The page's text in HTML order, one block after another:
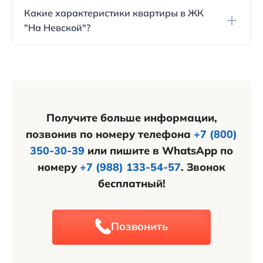
квадратный метр в строящемся жилье стоит
дороже.
расположенный рядом с Восточным рынком,
предлагает более низкие цены при сохранении
удобного доступа к городской инфраструктуре.
Какие характеристики квартиры в ЖК
"На Невской"?
Получите больше информации,
позвонив по номеру телефона +7 (800)
350-30-39 или пишите в WhatsApp по
номеру +7 (988) 133-54-57. Звонок
бесплатный!
Позвонить